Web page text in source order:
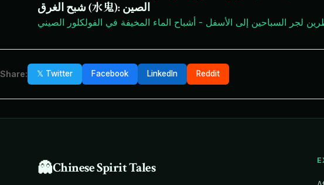
شبح الغرق (水鬼): الصين
Share: 𝕏 Twitter Facebook LinkedIn Reddit
👻Chinese Spirit Tales